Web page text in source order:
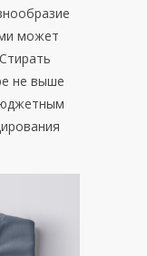
может
не выше